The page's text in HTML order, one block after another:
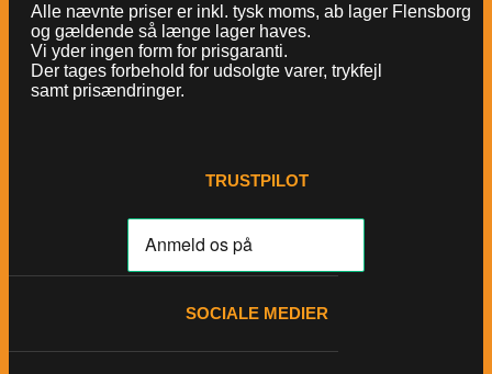
Alle nævnte priser er inkl. tysk moms, ab lager Flensborg
og gældende så længe lager haves.
Vi yder ingen form for prisgaranti.
Der tages forbehold for udsolgte varer, trykfejl
samt prisændringer.
TRUSTPILOT
SOCIALE MEDIER